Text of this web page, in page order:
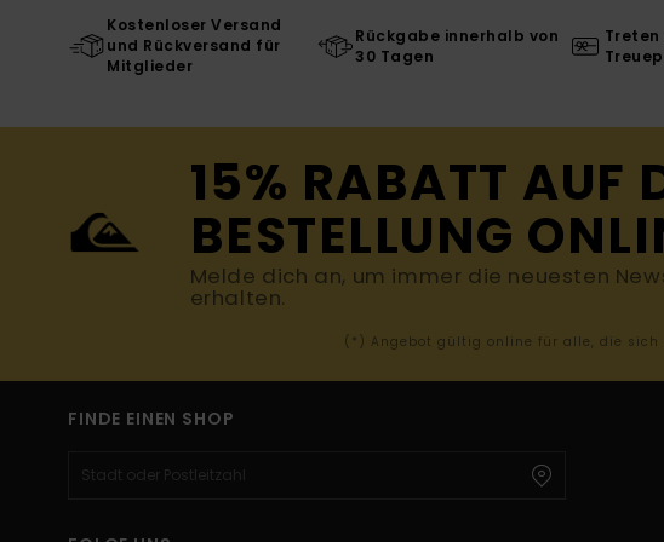
Kostenloser Versand
und Rückversand für
Mitglieder
Rückgabe innerhalb von
30 Tagen
Treten
15% RABATT AUF
BESTELLUNG
Melde dich an, um immer die neuesten
erhalten.
(*) Angebot gültig online für alle, die
FINDE EINEN SHOP